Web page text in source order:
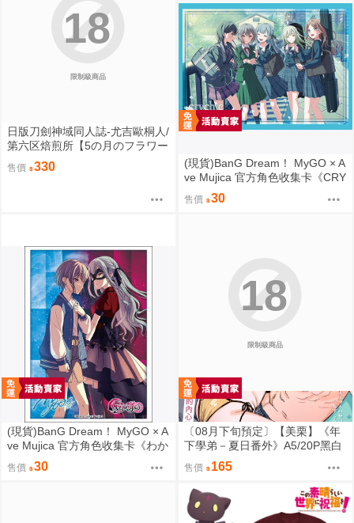
限制級商品
18
日版刀劍神域同人誌-尤吉歐桐人/
第六区焙煎所【5の月のフラワー
ムーン】
售價 330
(現貨)BanG Dream！ MyGO × A
ve Mujica 官方角色收集卡《CRY
CHIC》（單售）
售價 30
(現貨)BanG Dream！ MyGO × A
ve Mujica 官方角色收集卡《わか
れ道の、その先へ》（單售）
售價 30
限制級商品
18
〔08月下旬預定〕【美栗】《年
下學弟－夏日番外》A5/20P黑白
內頁/繁體中文/無修正⬢黑市兔－
心動大鳥團 FF47
售價 165